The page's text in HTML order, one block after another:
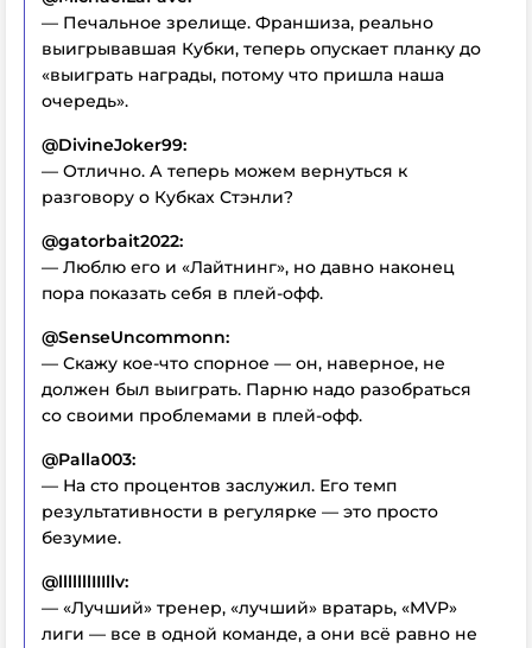
— Печальное зрелище. Франшиза, реально
выигрывавшая Кубки, теперь опускает планку до
«выиграть награды, потому что пришла наша
очередь».
@DivineJoker99:
— Отлично. А теперь можем вернуться к
разговору о Кубках Стэнли?
@gatorbait2022:
— Люблю его и «Лайтнинг», но давно наконец
пора показать себя в плей-офф.
@SenseUncommonn:
— Скажу кое-что спорное — он, наверное, не
должен был выиграть. Парню надо разобраться
со своими проблемами в плей-офф.
@Palla003:
— На сто процентов заслужил. Его темп
результативности в регулярке — это просто
безумие.
@lllllllIIIllv:
— «Лучший» тренер, «лучший» вратарь, «MVP»
лиги — все в одной команде, а они всё равно не